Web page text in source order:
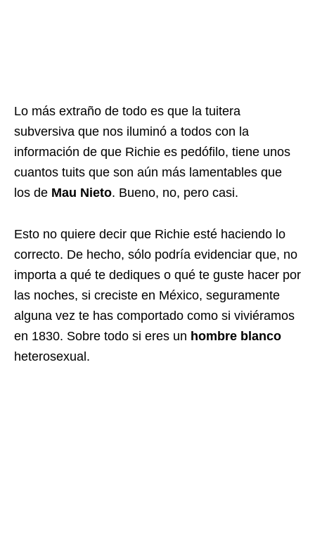
Lo más extraño de todo es que la tuitera
subversiva que nos iluminó a todos con la
información de que Richie es pedófilo, tiene unos
cuantos tuits que son aún más lamentables que
los de Mau Nieto. Bueno, no, pero casi.
Esto no quiere decir que Richie esté haciendo lo
correcto. De hecho, sólo podría evidenciar que, no
importa a qué te dediques o qué te guste hacer por
las noches, si creciste en México, seguramente
alguna vez te has comportado como si viviéramos
en 1830. Sobre todo si eres un hombre blanco
heterosexual.